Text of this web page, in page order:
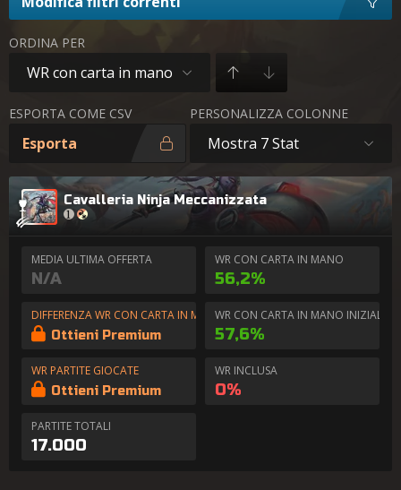
ORDINA PER
WR con carta in mano
ESPORTA COME CSV
Esporta
PERSONALIZZA COLONNE
Mostra 7 Stat
Cavalleria Ninja Meccanizzata
MEDIA ULTIMA OFFERTA
N/A
WR CON CARTA IN MANO
56,2%
DIFFERENZA WR CON CARTA IN MANO
Ottieni Premium
WR CON CARTA IN MANO INIZIALE
57,6%
WR PARTITE GIOCATE
Ottieni Premium
WR INCLUSA
0%
PARTITE TOTALI
17.000